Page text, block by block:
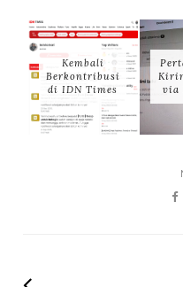
Kembali
Berkontribusi
di IDN Times
via